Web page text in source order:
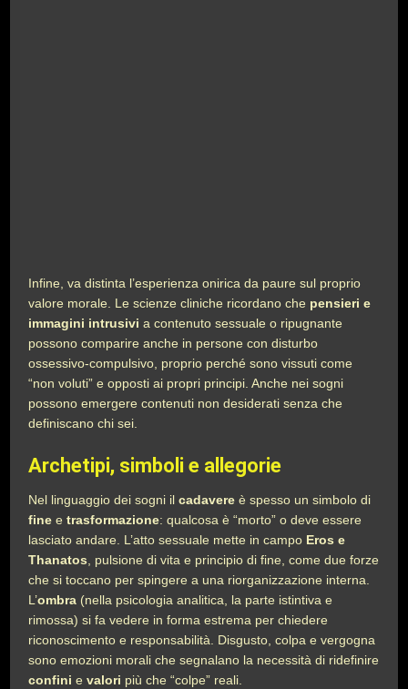
Infine, va distinta l’esperienza onirica da paure sul proprio
valore morale. Le scienze cliniche ricordano che pensieri e
immagini intrusivi a contenuto sessuale o ripugnante
possono comparire anche in persone con disturbo
ossessivo-compulsivo, proprio perché sono vissuti come
“non voluti” e opposti ai propri principi. Anche nei sogni
possono emergere contenuti non desiderati senza che
definiscano chi sei.
Archetipi, simboli e allegorie
Nel linguaggio dei sogni ilcadavere è spesso un simbolo di
fine etrasformazione: qualcosa è “morto” o deve essere
lasciato andare. L’atto sessuale mette in campo Eros e
Thanatos , pulsione di vita e principio di fine, come due forze
che si toccano per spingere a una riorganizzazione interna.
L’ombra (nella psicologia analitica, la parte istintiva e
rimossa) si fa vedere in forma estrema per chiedere
riconoscimento e responsabilità. Disgusto, colpa e vergogna
sono emozioni morali che segnalano la necessità di ridefinire
confini evalori più che “colpe” reali.